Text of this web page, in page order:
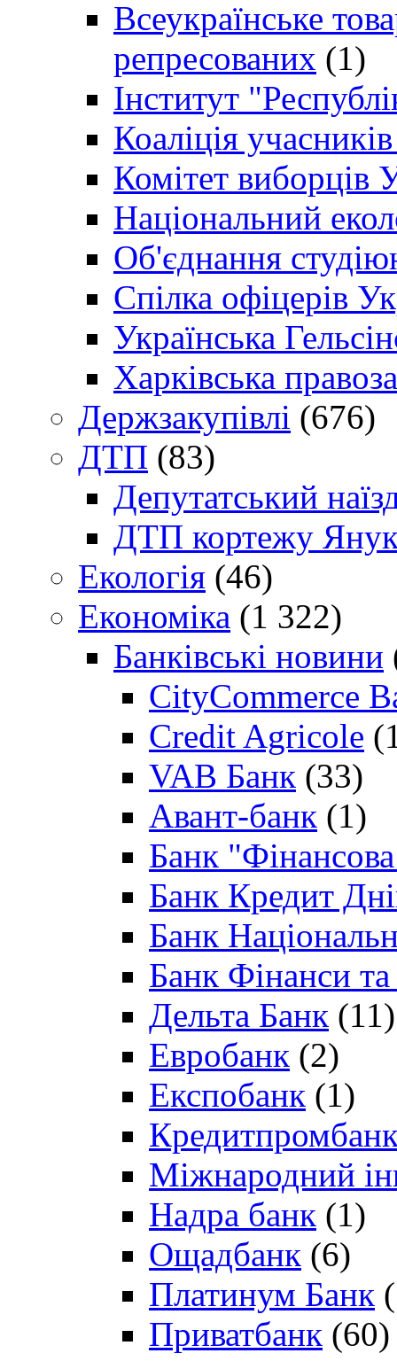
Всеукраїнське
репресованих (1)
Інститут
Коаліція
Комітет виборців
Національний
Об'єднання
Спілка офіцерів
Українська
Харківська
Держзакупівлі (676)
ДТП (83)
Депутатський
ДТП кортежу
Екологія (46)
Економіка (1 322)
Банківські новини
CityCommerce
Credit Agricole
VAB Банк (33)
Авант-банк (1)
Банк "Фінансова
Банк Кредит
Банк
Банк Фінанси
Дельта Банк (11)
Евробанк (2)
Експобанк (1)
Міжнародний
Надра банк (1)
Ощадбанк (6)
Платинум Банк
Приватбанк (60)